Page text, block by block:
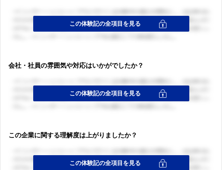
会社・社員の雰囲気や対応はいかがでしたか？
この企業に関する理解度は上がりましたか？